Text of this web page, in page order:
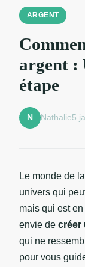
ARGENT
argent :
étape
N Nathalie5
Le monde de
univers qui
mais qui est
envie de créer
qui ne
pour vous